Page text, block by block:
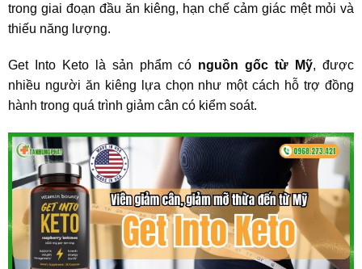
trong giai đoạn đầu ăn kiêng, hạn chế cảm giác mệt mỏi và
thiếu năng lượng.
Get Into Keto là sản phẩm có nguồn gốc từ Mỹ, được
nhiều người ăn kiêng lựa chọn như một cách hỗ trợ đồng
hành trong quá trình giảm cân có kiểm soát.